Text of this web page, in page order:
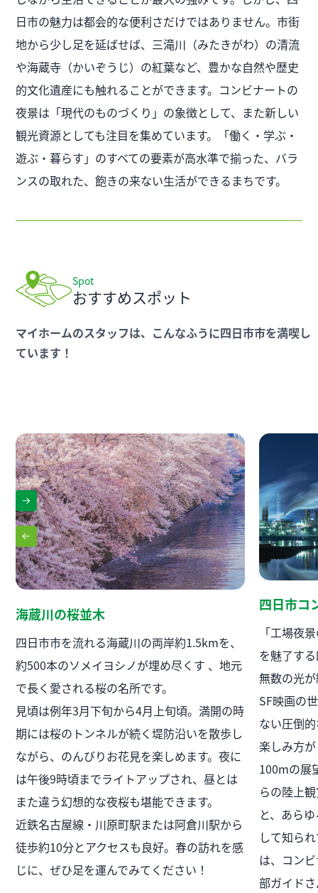
日市の魅力は都会的な便利さだけではありません。市街
地から少し足を延ばせば、三滝川（みたきがわ）の清流
や海蔵寺（かいぞうじ）の紅葉など、豊かな自然や歴史
的文化遺産にも触れることができます。コンビナートの
夜景は「現代のものづくり」の象徴として、また新しい
観光資源としても注目を集めています。「働く・学ぶ・
遊ぶ・暮らす」のすべての要素が高水準で揃った、バラ
ンスの取れた、飽きの来ない生活ができるまちです。
おすすめスポット
Spot
マイホームのスタッフは、こんなふうに四日市市を満喫し
ています！
海蔵川の桜並木
四日市市を流れる海蔵川の両岸約1.5kmを、
約500本のソメイヨシノが埋め尽くす 、地元
で長く愛される桜の名所です。
見頃は例年3月下旬から4月上旬頃。満開の時
期には桜のトンネルが続く堤防沿いを散歩し
ながら、のんびりお花見を楽しめます。夜に
は午後9時頃までライトアップされ、昼とは
また違う幻想的な夜桜も堪能できます。
近鉄名古屋線・川原町駅または阿倉川駅から
徒歩約10分とアクセスも良好。春の訪れを感
じに、ぜひ足を運んでみてください！
四日市コ
「工場夜
を魅了す
無数の光
SF映画の
ない圧倒
楽しみ方
100mの展
らの陸上
と、あら
して知ら
は、コン
部ガイド